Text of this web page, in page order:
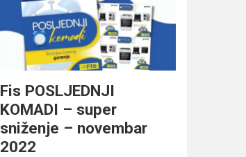
Fis POSLJEDNJI
KOMADI – super
sniženje – novembar
2022